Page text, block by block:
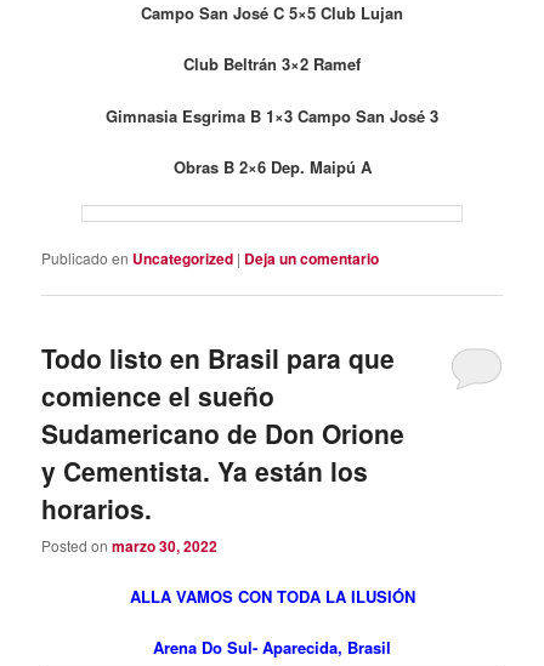
Campo San José C 5×5 Club Lujan
Club Beltrán 3×2 Ramef
Gimnasia Esgrima B 1×3 Campo San José 3
Obras B 2×6 Dep. Maipú A
Publicado en Uncategorized | Deja un comentario
Todo listo en Brasil para que
comience el sueño
Sudamericano de Don Orione
y Cementista. Ya están los
horarios.
Posted onmarzo 30, 2022
ALLA VAMOS CON TODA LA ILUSIÓN
Arena Do Sul- Aparecida, Brasil